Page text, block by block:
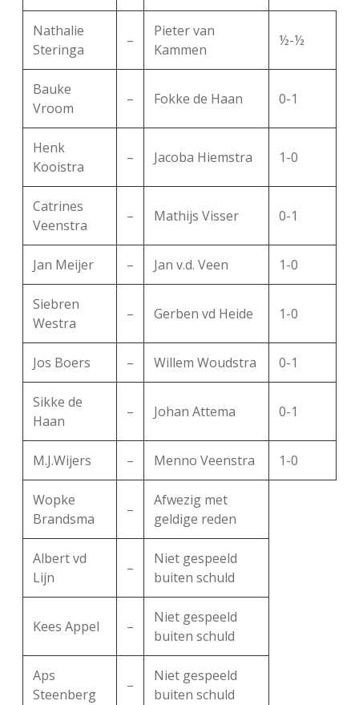
Nathalie
Steringa
–
Pieter van
Kammen
½-½
Bauke
Vroom
– Fokke de Haan 0-1
Henk
Kooistra
– Jacoba Hiemstra 1-0
Catrines
Veenstra
– Mathijs Visser 0-1
Jan Meijer – Jan v.d. Veen 1-0
Siebren
Westra
– Gerben vd Heide 1-0
Jos Boers – Willem Woudstra 0-1
Sikke de
Haan
– Johan Attema 0-1
M.J.Wijers – Menno Veenstra 1-0
Wopke
Brandsma
–
Afwezig met
geldige reden
Albert vd
Lijn
–
Niet gespeeld
buiten schuld
Kees Appel –
Niet gespeeld
buiten schuld
Aps
Steenberg
–
Niet gespeeld
buiten schuld